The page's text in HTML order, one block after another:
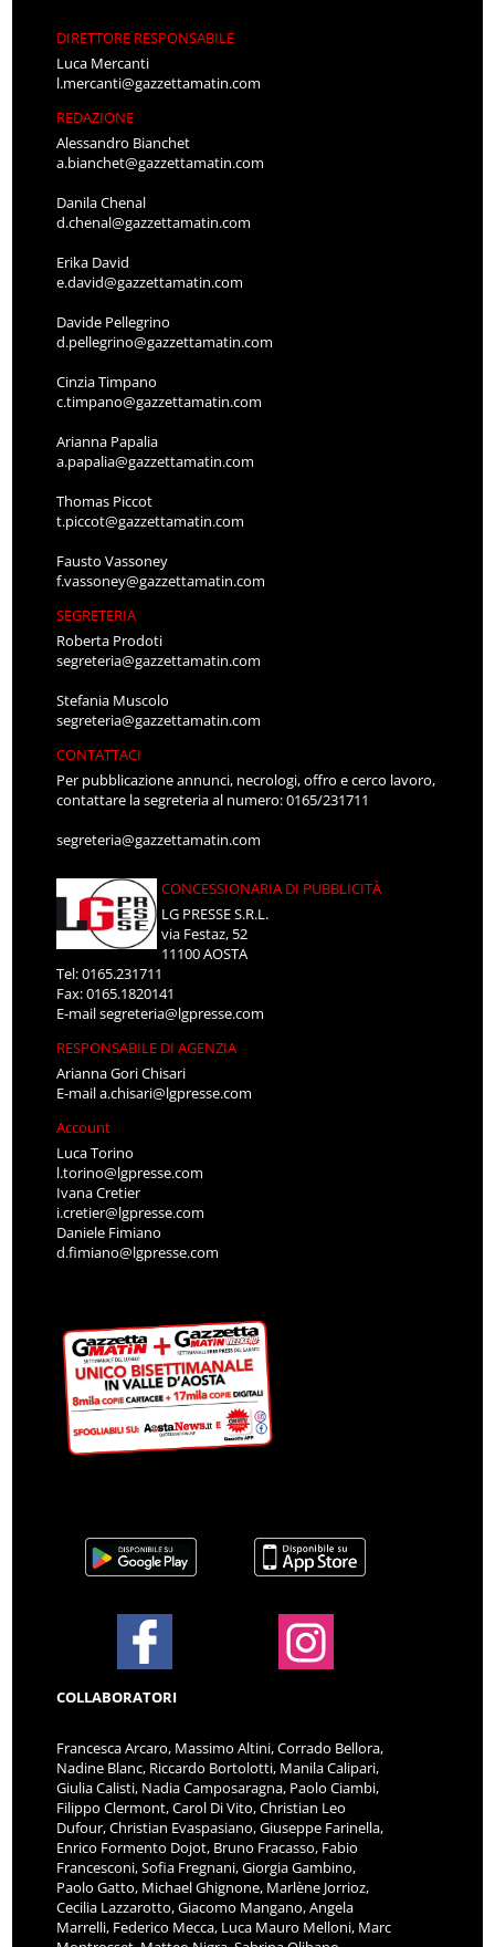
DIRETTORE RESPONSABILE
Luca Mercanti
l.mercanti@gazzettamatin.com
REDAZIONE
Alessandro Bianchet
a.bianchet@gazzettamatin.com
Danila Chenal
d.chenal@gazzettamatin.com
Erika David
e.david@gazzettamatin.com
Davide Pellegrino
d.pellegrino@gazzettamatin.com
Cinzia Timpano
c.timpano@gazzettamatin.com
Arianna Papalia
a.papalia@gazzettamatin.com
Thomas Piccot
t.piccot@gazzettamatin.com
Fausto Vassoney
f.vassoney@gazzettamatin.com
SEGRETERIA
Roberta Prodoti
segreteria@gazzettamatin.com
Stefania Muscolo
segreteria@gazzettamatin.com
CONTATTACI
Per pubblicazione annunci, necrologi, offro e cerco lavoro,
contattare la segreteria al numero: 0165/231711
segreteria@gazzettamatin.com
CONCESSIONARIA DI PUBBLICITÀ
LG PRESSE S.R.L.
via Festaz, 52
11100 AOSTA
Tel: 0165.231711
Fax: 0165.1820141
E-mailsegreteria@lgpresse.com
RESPONSABILE DI AGENZIA
Arianna Gori Chisari
E-maila.chisari@lgpresse.com
Account
Luca Torino
l.torino@lgpresse.com
Ivana Cretier
i.cretier@lgpresse.com
Daniele Fimiano
d.fimiano@lgpresse.com
COLLABORATORI
Francesca Arcaro, Massimo Altini, Corrado Bellora,
Nadine Blanc, Riccardo Bortolotti, Manila Calipari,
Giulia Calisti, Nadia Camposaragna, Paolo Ciambi,
Filippo Clermont, Carol Di Vito, Christian Leo
Dufour, Christian Evaspasiano, Giuseppe Farinella,
Enrico Formento Dojot, Bruno Fracasso, Fabio
Francesconi, Sofia Fregnani, Giorgia Gambino,
Paolo Gatto, Michael Ghignone, Marlène Jorrioz,
Cecilia Lazzarotto, Giacomo Mangano, Angela
Marrelli, Federico Mecca, Luca Mauro Melloni, Marc